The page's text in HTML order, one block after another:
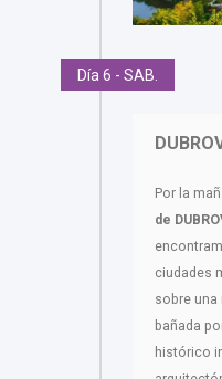
Día 6 - SAB.
Por la
de
ciudades
sobre una
bañada
histórico